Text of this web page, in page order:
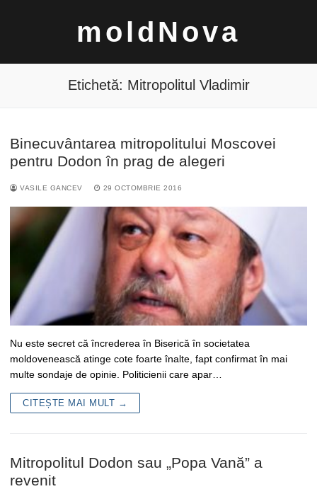
moldNova
Caută
Etichetă: Mitropolitul Vladimir
Binecuvântarea mitropolitului Moscovei
pentru Dodon în prag de alegeri
VASILE GANCEV 29 OCTOMBRIE 2016
Nu este secret că încrederea în Biserică în societatea
moldovenească atinge cote foarte înalte, fapt confirmat în mai
multe sondaje de opinie. Politicienii care apar…
CITEȘTE MAI MULT →
Mitropolitul Dodon sau „Popa Vană” a
revenit